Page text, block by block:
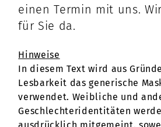
einen Termin mit uns.
für Sie da.
Hinweise
In diesem Text wird aus
Lesbarkeit das generische
verwendet. Weibliche und
Geschlechteridentitäten